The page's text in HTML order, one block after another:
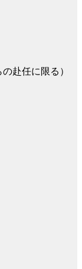
赴任に限る）